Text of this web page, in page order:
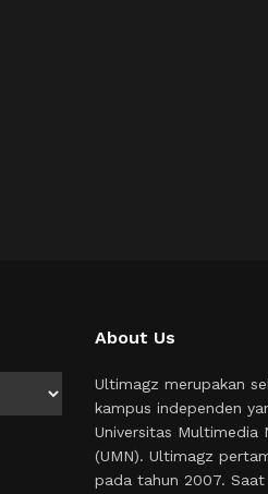
About Us
Ultimagz merupakan
kampus independen
Universitas Multimedia
(UMN). Ultimagz
pada tahun 2007. Saat